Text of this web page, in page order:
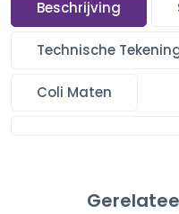
Beschrijving
Technische
Coli Maten